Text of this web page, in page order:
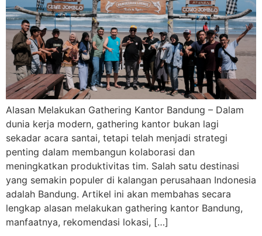
Alasan Melakukan Gathering Kantor Bandung – Dalam
dunia kerja modern, gathering kantor bukan lagi
sekadar acara santai, tetapi telah menjadi strategi
penting dalam membangun kolaborasi dan
meningkatkan produktivitas tim. Salah satu destinasi
yang semakin populer di kalangan perusahaan Indonesia
adalah Bandung. Artikel ini akan membahas secara
lengkap alasan melakukan gathering kantor Bandung,
manfaatnya, rekomendasi lokasi, […]